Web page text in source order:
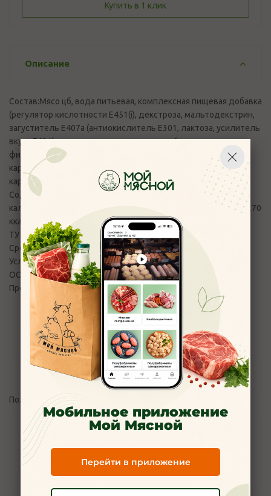
Купить в 1 клик
Описание
Состав:Мясо цб, вода питьевая, комплексная пищевая добавка
(регулятор кислотности Е451(i), декстроза, мальтодекстрин,
загуститель Е407а (антиокислитель Е301, лактоза, усилитель
вкуса Е621), нитритно-посолочная смесь (соль пищевая,
фиксатор окраски Е250), животный белок, крахмал
картофельный, загуститель Е425, чеснок сушеный, специи,
карамельный колер, регуляторы кислотности Е262, Е330.
Содержание пищевой, энергетической ценности,
калорийности на 100 гр продукта (белки, жиры, углеводы):270
ккал (1130 кДЖ): белки 15 г, жиры 23 г, углеводы 0,5 г.
ТУ 10.13.14-087-37676459-2017
Срок годности изделия в сутках:30
Условия хранения:t=0+6, влажность 70-80%
ООО ПК "РОДНОЙ ПРОДУКТ", 153006, г. Иваново, 11-й
Проезд, д. 7
Отзывы
Пожалуйста,
Задать вопрос
Наличие
Мобильное приложение
Мой Мясной
Перейти в приложение